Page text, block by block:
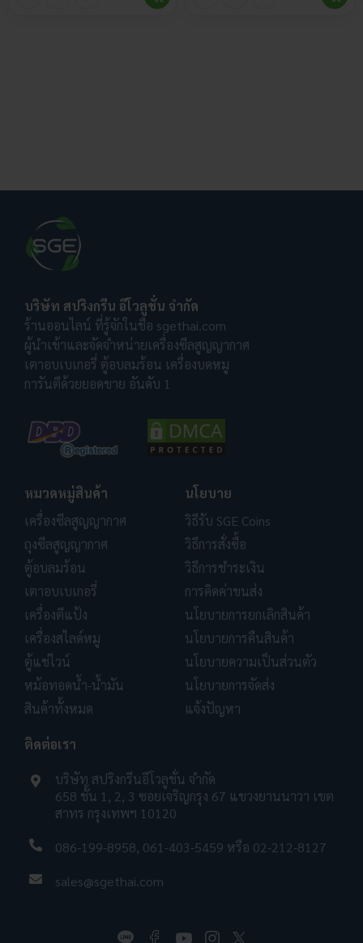
บริษัท สปริงกรีน อีโวลูชั่น จำกัด
ร้านออนไลน์ ที่รู้จักในชื่อ sgethai.com
ผู้นำเข้าและจัดจำหน่ายเครื่องซีลสูญญากาศ
เตาอบเบเกอรี่ ตู้อบลมร้อน เครื่องบดหมู
การันตีด้วยยอดขาย อันดับ 1
หมวดหมู่สินค้า
เครื่องซีลสูญญากาศ
ถุงซีลสูญญากาศ
ตู้อบลมร้อน
เตาอบเบเกอรี่
เครื่องตีแป้ง
เครื่องสไลด์หมู
ตู้แช่ไวน์
หม้อทอดน้ำ-น้ำมัน
สินค้าทั้งหมด
นโยบาย
วิธีรับ SGE Coins
วิธีการสั่งซื้อ
วิธีการชำระเงิน
การคิดค่าขนส่ง
นโยบายการยกเลิกสินค้า
นโยบายการคืนสินค้า
นโยบายความเป็นส่วนตัว
นโยบายการจัดส่ง
แจ้งปัญหา
ติดต่อเรา
บริษัท สปริงกรีนอีโวลูชั่น จำกัด
658 ชั้น 1, 2, 3 ซอยเจริญกรุง 67 แขวงยานนาวา เขต
สาทร กรุงเทพฯ 10120
086-199-8958, 061-403-5459 หรือ 02-212-8127
sales@sgethai.com